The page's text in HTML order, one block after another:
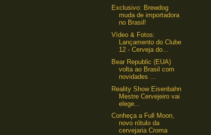
Exclusivo: Brewdog
muda de importadora
no Brasil!
Vídeo & Fotos:
Lançamento do Clube
12 - Cerveja do...
Bear Republic (EUA)
volta ao Brasil com
novidades ...
Reality Show Eisenbahn
Mestre Cervejeiro vai
elege...
Conheça a Full Moon,
novo rótulo da
cervejaria Croma